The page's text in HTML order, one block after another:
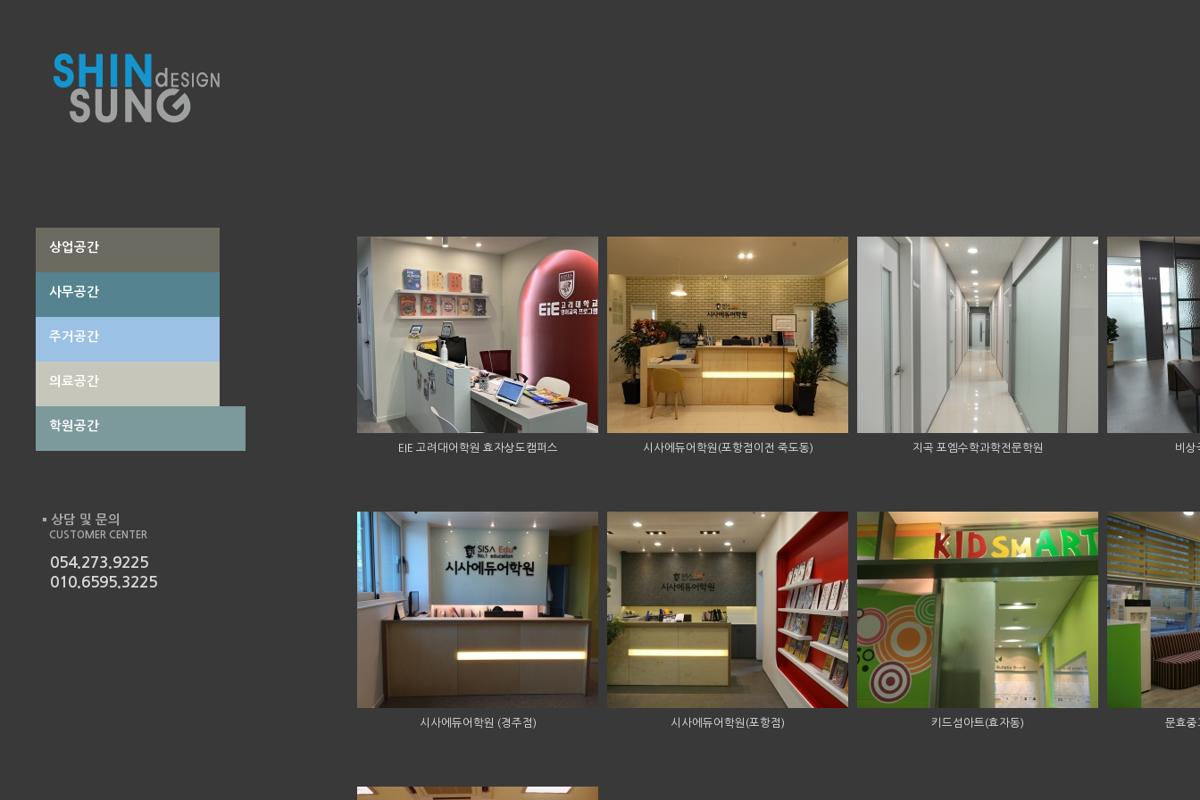
상업공간
사무공간
주거공간
의료공간
학원공간
■ 상담 및 문의
CUSTOMER CENTER
054.273.9225
010.6595.3225
EIE 고려대어학원 효자상도캠퍼스 시사에듀어학원(포항점이전 죽도동) 지곡 포엠수학과학전문학원 비상
시사에듀어학원 (경주점) 시사에듀어학원(포항점) 키드섬아트(효자동) 문효중